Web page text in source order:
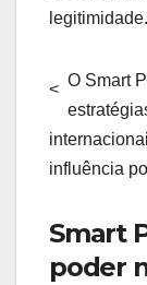
legitimidade.
< O Smart
influência
Smart
poder